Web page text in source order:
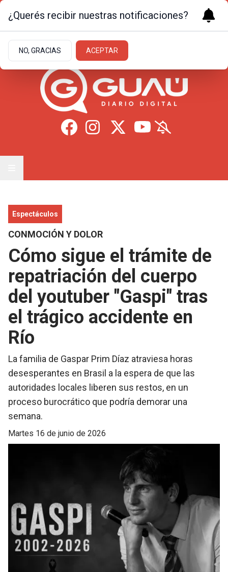
12.2ºc | Formosa
Espectáculos
CONMOCIÓN Y DOLOR
Cómo sigue el trámite de
repatriación del cuerpo
del youtuber "Gaspi" tras
el trágico accidente en
Río
​La familia de Gaspar Prim Díaz atraviesa horas
desesperantes en Brasil a la espera de que las
autoridades locales liberen sus restos, en un
proceso burocrático que podría demorar una
semana.
martes 16 de junio de 2026
¿Querés recibir nuestras notificaciones?
NO, GRACIAS ACEPTAR